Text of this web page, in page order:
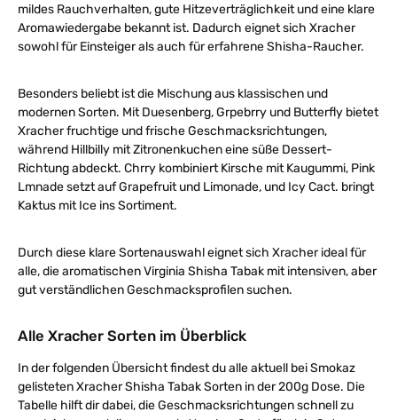
mildes Rauchverhalten, gute Hitzeverträglichkeit und eine klare
Aromawiedergabe bekannt ist. Dadurch eignet sich Xracher
sowohl für Einsteiger als auch für erfahrene Shisha-Raucher.
Besonders beliebt ist die Mischung aus klassischen und
modernen Sorten. Mit Duesenberg, Grpebrry und Butterfly bietet
Xracher fruchtige und frische Geschmacksrichtungen,
während Hillbilly mit Zitronenkuchen eine süße Dessert-
Richtung abdeckt. Chrry kombiniert Kirsche mit Kaugummi, Pink
Lmnade setzt auf Grapefruit und Limonade, und Icy Cact. bringt
Kaktus mit Ice ins Sortiment.
Durch diese klare Sortenauswahl eignet sich Xracher ideal für
alle, die aromatischen Virginia Shisha Tabak mit intensiven, aber
gut verständlichen Geschmacksprofilen suchen.
Alle Xracher Sorten im Überblick
In der folgenden Übersicht findest du alle aktuell bei Smokaz
gelisteten Xracher Shisha Tabak Sorten in der 200g Dose. Die
Tabelle hilft dir dabei, die Geschmacksrichtungen schnell zu